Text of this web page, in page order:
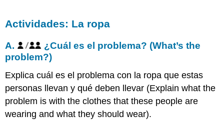
Actividades: La ropa
A. ¿Cuál es el problema? (What’s the
problem?)
Explica cuál es el problema con la ropa que estas
personas llevan y qué deben llevar (Explain what the
problem is with the clothes that these people are
wearing and what they should wear).